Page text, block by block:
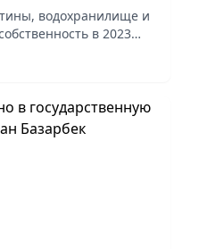
водохранилище и
в 2023
пресс-служба
и ирригации РК.